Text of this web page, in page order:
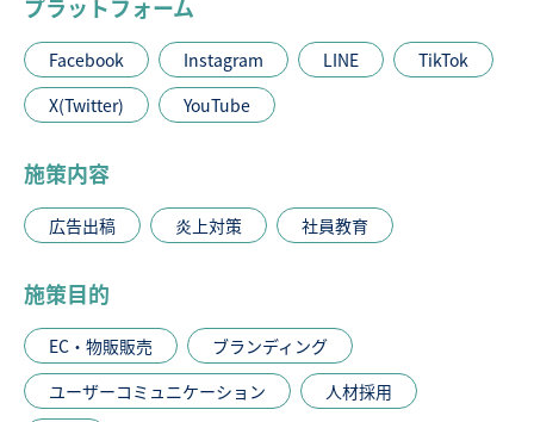
プラットフォーム
Facebook Instagram LINE
TikTok
X(Twitter)
YouTube
施策内容
広告出稿 炎上対策 社員教育
施策目的
EC・物販販売
ブランディング
ユーザーコミュニケーション
人材採用